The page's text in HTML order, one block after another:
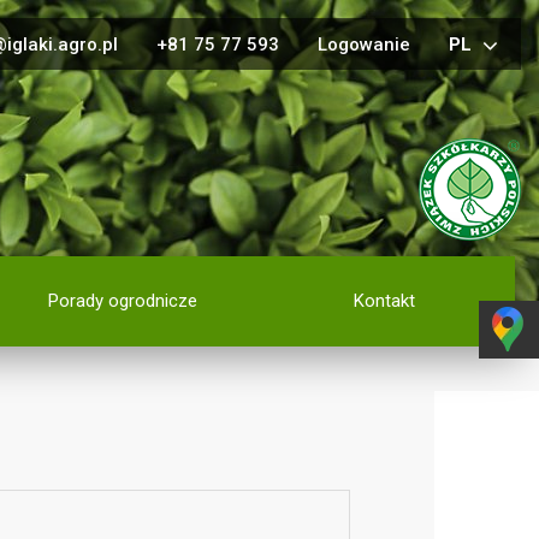
+81 75 77 593 Logowanie PL
Porady ogrodnicze Kontakt